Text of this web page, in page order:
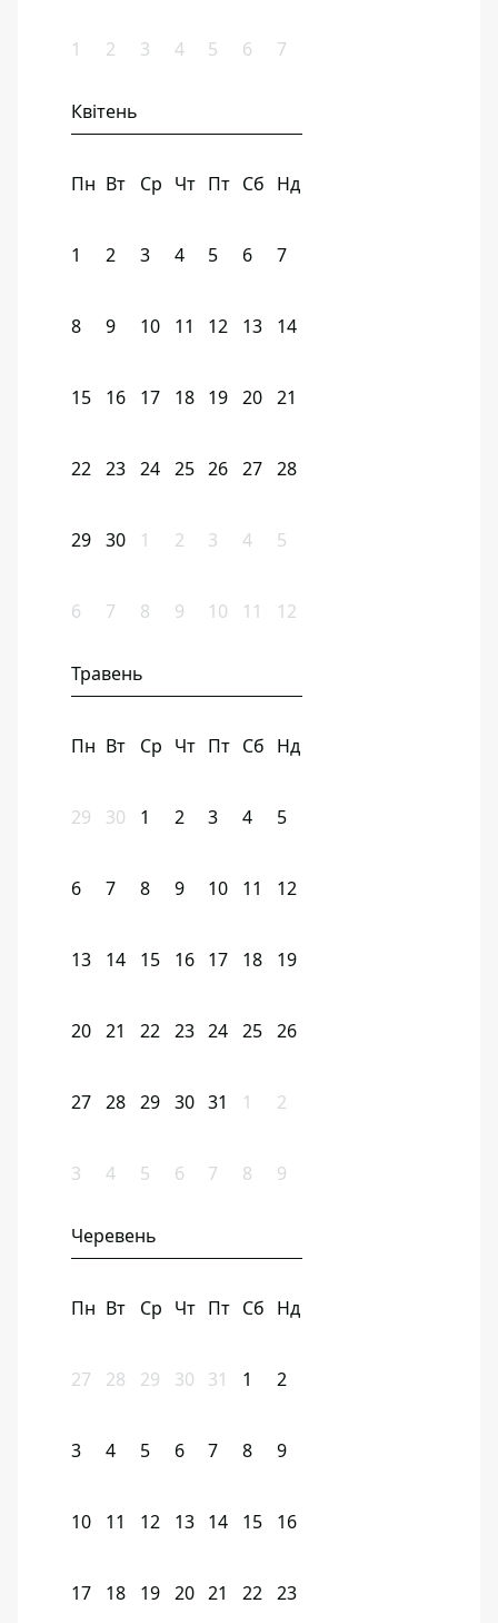
1 2 3 4 5 6 7
Квітень
Пн Вт Ср Чт Пт Сб Нд
1 2 3 4 5 6 7
8 9 10 11 12 13 14
15 16 17 18 19 20 21
22 23 24 25 26 27 28
29 30 1 2 3 4 5
6 7 8 9 10 11 12
Травень
Пн Вт Ср Чт Пт Сб Нд
29 30 1 2 3 4 5
6 7 8 9 10 11 12
13 14 15 16 17 18 19
20 21 22 23 24 25 26
27 28 29 30 31 1 2
3 4 5 6 7 8 9
Черевень
Пн Вт Ср Чт Пт Сб Нд
27 28 29 30 31 1 2
3 4 5 6 7 8 9
10 11 12 13 14 15 16
17 18 19 20 21 22 23